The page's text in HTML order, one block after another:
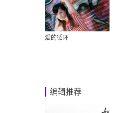
爱的循环
编辑推荐